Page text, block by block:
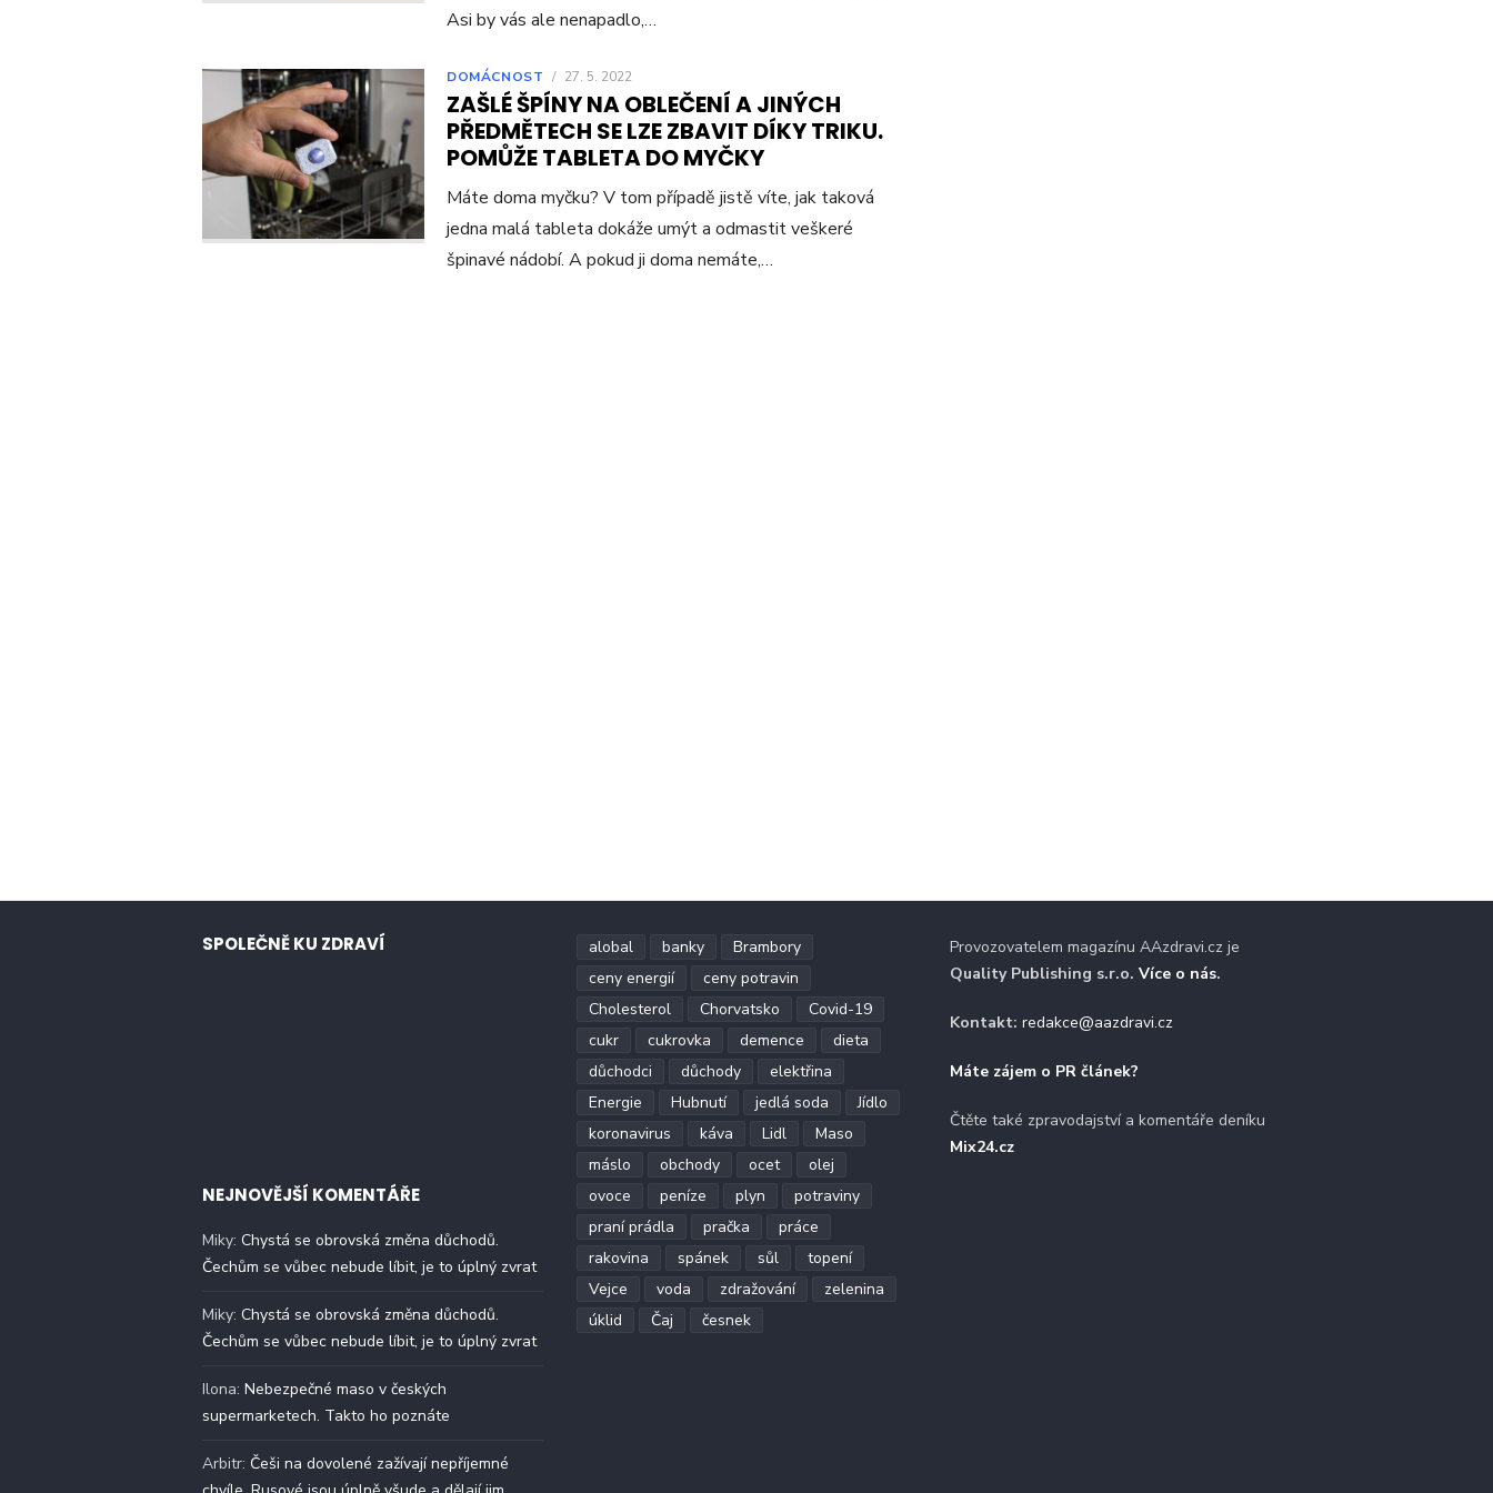
Asi by vás ale nenapadlo,…
DOMÁCNOST / 27. 5. 2022
ZAŠLÉ ŠPÍNY NA OBLEČENÍ A JINÝCH
PŘEDMĚTECH SE LZE ZBAVIT DÍKY TRIKU.
POMŮŽE TABLETA DO MYČKY
Máte doma myčku? V tom případě jistě víte, jak taková
jedna malá tableta dokáže umýt a odmastit veškeré
špinavé nádobí. A pokud ji doma nemáte,…
SPOLEČNĚ KU ZDRAVÍ
NEJNOVĚJŠÍ KOMENTÁŘE
Miky: Chystá se obrovská změna důchodů.
Čechům se vůbec nebude líbit, je to úplný zvrat
Miky: Chystá se obrovská změna důchodů.
Čechům se vůbec nebude líbit, je to úplný zvrat
Ilona: Nebezpečné maso v českých
supermarketech. Takto ho poznáte
Arbitr: Češi na dovolené zažívají nepříjemné
alobal banky
Brambory
ceny energií
ceny potravin
Cholesterol
Chorvatsko
Covid-19
cukr
cukrovka demence
dieta
důchodci
důchody
elektřina
Energie
Hubnutí jedlá soda
Jídlo
koronavirus
káva Lidl
Maso
máslo
obchody ocet
olej
ovoce
peníze plyn
potraviny
praní prádla
pračka
práce
rakovina
spánek sůl
topení
Vejce
voda zdražování
zelenina
úklid
Čaj česnek
Provozovatelem magazínu AAzdravi.cz je
Quality Publishing s.r.o.Více o nás.
Kontakt: redakce@aazdravi.cz
Máte zájem o PR článek?
Čtěte také zpravodajství a komentáře deníku
Mix24.cz